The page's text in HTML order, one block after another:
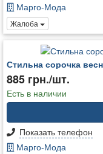
Марго-Мода
Жалоба
Стильна сорочка
885 грн./шт.
Есть в наличии
Показать телефон
Марго-Мода